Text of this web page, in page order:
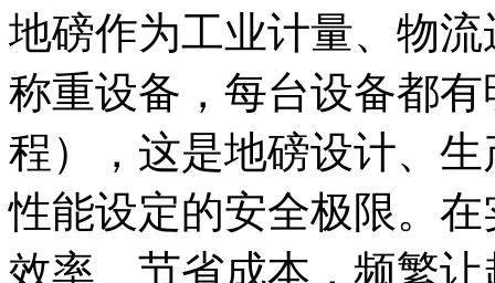
地磅作为工业计量、物
称重设备，每台设备都
程），这是地磅设计、
性能设定的安全极限。
效率、节省成本，频繁